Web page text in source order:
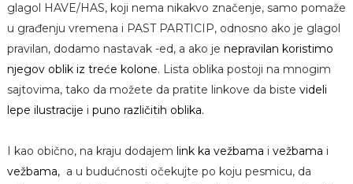
glagol HAVE/HAS, koji nema nikakvo značenje, samo pomaže
u građenju vremena i PAST PARTICIP, odnosno ako je glagol
pravilan, dodamo nastavak -ed, a ako je nepravilan koristimo
njegov oblik iz treće kolone. Lista oblika postoji na mnogim
sajtovima, tako da možete da pratite linkove da biste videli
lepe ilustracije i puno različitih oblika.
I kao obično, na kraju dodajem link ka vežbama i vežbama i
vežbama,a u budućnosti očekujte po koju pesmicu, da